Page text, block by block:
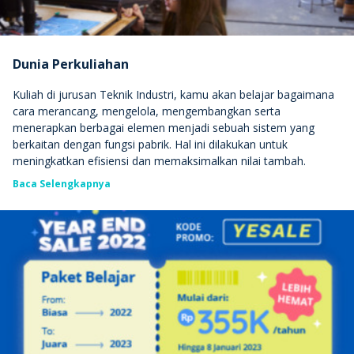
Dunia Perkuliahan
Kuliah di jurusan Teknik Industri, kamu akan belajar bagaimana
cara merancang, mengelola, mengembangkan serta
menerapkan berbagai elemen menjadi sebuah sistem yang
berkaitan dengan fungsi pabrik. Hal ini dilakukan untuk
meningkatkan efisiensi dan memaksimalkan nilai tambah.
Selama 4 tahun atau 8 semester
belajar teori saja, tapi juga mempraktikkan ilmu di kelas secara
langsung, seperti pada mata kuliahProduct Design and
Developmentdan Layout Planning.
Di semester akhir, kamu juga akan belajar manajemen dengan
pemrograman komputer, kecerdasan buatan untuk mengambil
keputusan, peramalan berdasarkan data historis, simulasi
pelayanan dalam industri jasa, optimasi dengan pendekatan
matematis, dan masih banyak lagi. Dijamin serudeh
Quipperian!
Baca Selengkapnya